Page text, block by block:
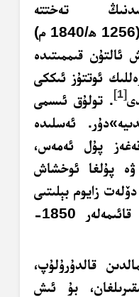
تەختتە
ئولتۇرۇشىنىڭ ئىككىنچى يىلى (1256 ھ/1840 م)
قىممىتىدە
ۋە 8 يىل قەرەللىك ئوتتۇز ئىككى
[1] . تولۇق ئىسمى
ئەسلىدە
پۇل ئەمەس،
ۋە پۇلغا ئوخشاش
زايوم بېلىتىى
ئىدى. دەسلەپكى ئۆسۈمسىز قائىمەلەر 1850-
قالدۇرۇلۇپ،
بۇ ئىش